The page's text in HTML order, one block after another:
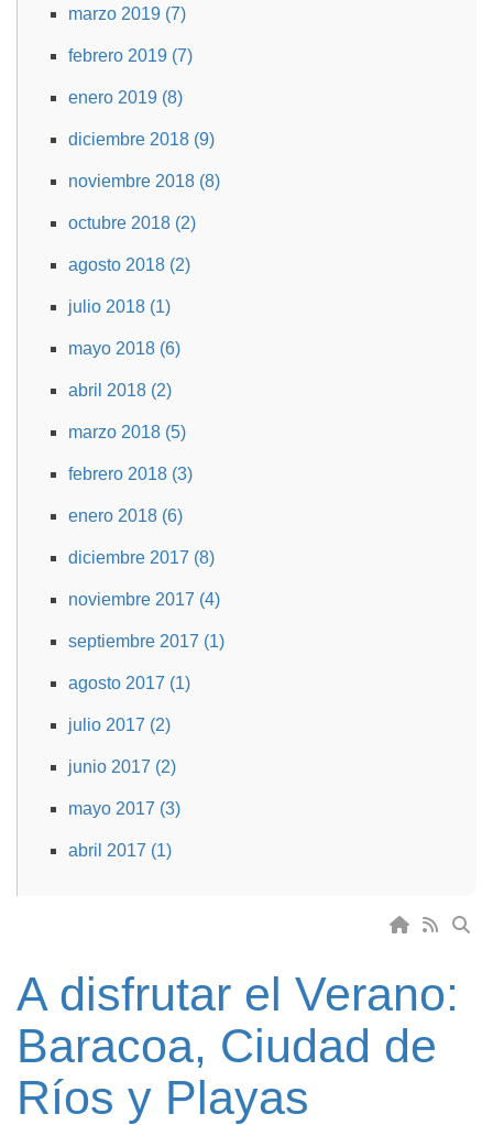
marzo 2019 (7)
febrero 2019 (7)
enero 2019 (8)
diciembre 2018 (9)
noviembre 2018 (8)
octubre 2018 (2)
agosto 2018 (2)
julio 2018 (1)
mayo 2018 (6)
abril 2018 (2)
marzo 2018 (5)
febrero 2018 (3)
enero 2018 (6)
diciembre 2017 (8)
noviembre 2017 (4)
septiembre 2017 (1)
agosto 2017 (1)
julio 2017 (2)
junio 2017 (2)
mayo 2017 (3)
abril 2017 (1)
A disfrutar el Verano:
Baracoa, Ciudad de
Ríos y Playas